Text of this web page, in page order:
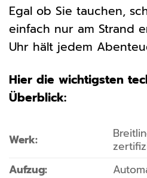
Egal ob Sie tauchen,
einfach nur am Strand
Uhr hält jedem
Hier die wichtigsten
Überblick:
Werk:
Aufzug: